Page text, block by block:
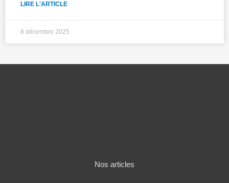
LIRE L'ARTICLE
8 décembre 2025
Nos articles